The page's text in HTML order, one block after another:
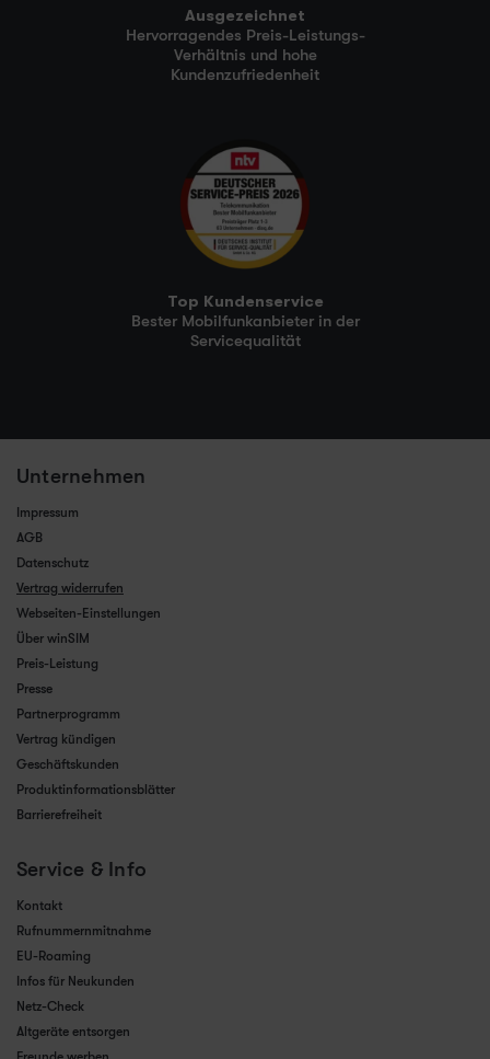
Ausgezeichnet
Hervorragendes Preis-Leistungs-
Verhältnis und hohe
Kundenzufriedenheit
Top Kundenservice
Bester Mobilfunkanbieter in der
Servicequalität
Unternehmen
Impressum
AGB
Datenschutz
Vertrag widerrufen
Webseiten-Einstellungen
Über winSIM
Preis-Leistung
Presse
Partnerprogramm
Vertrag kündigen
Geschäftskunden
Produktinformationsblätter
Barrierefreiheit
Service & Info
Kontakt
Rufnummernmitnahme
EU-Roaming
Infos für Neukunden
Netz-Check
Altgeräte entsorgen